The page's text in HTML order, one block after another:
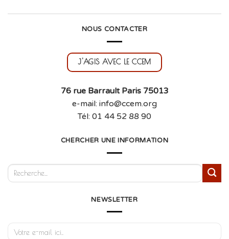
NOUS CONTACTER
J'AGIS AVEC LE CCEM
76 rue Barrault Paris 75013
e-mail: info@ccem.org
Tél: 01 44 52 88 90
CHERCHER UNE INFORMATION
NEWSLETTER